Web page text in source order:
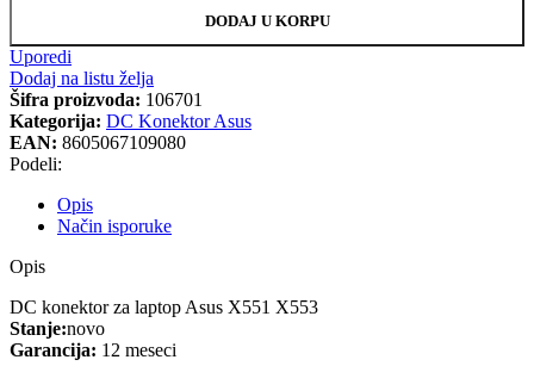
DODAJ U KORPU
Uporedi
Dodaj na listu želja
Šifra proizvoda: 106701
Kategorija: DC Konektor Asus
EAN: 8605067109080
Podeli:
Opis
Način isporuke
Opis
DC konektor za laptop Asus X551 X553
Stanje:novo
Garancija: 12 meseci